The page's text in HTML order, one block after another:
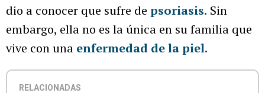
dio a conocer que sufre de psoriasis. Sin
embargo, ella no es la única en su familia que
vive con una enfermedad de la piel.
RELACIONADAS